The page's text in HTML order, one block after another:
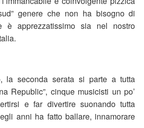
genere che non ha bisogno di
è apprezzatissimo sia nel nostro
la seconda serata si parte a tutta
Republic”, cinque musicisti un po’
e far divertire suonando tutta
anni ha fatto ballare, innamorare